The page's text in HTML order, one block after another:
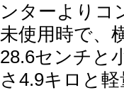
ンターよりコ
未使用時で、
28.6センチと
さ4.9キロと軽